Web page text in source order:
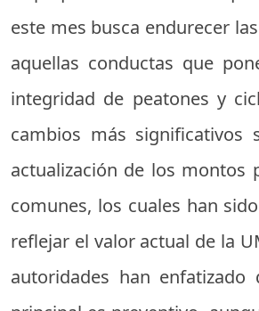
este mes busca endurecer
aquellas conductas que
integridad de peatones y
cambios más significativos
actualización de los montos
comunes, los cuales han
reflejar el valor actual de la
autoridades han enfatizado